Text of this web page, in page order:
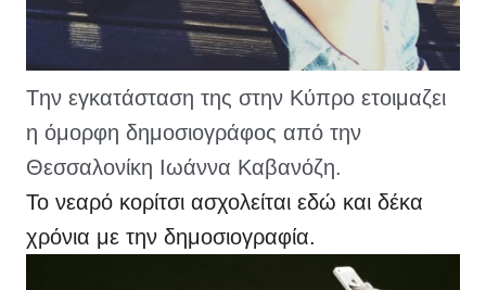
Tην εγκατάσταση της στην Κύπρο ετοιμαζει
η όμορφη δημοσιογράφος από την
Θεσσαλονίκη Ιωάννα Καβανόζη.
Το νεαρό κορίτσι ασχολείται εδώ και δέκα
χρόνια με την δημοσιογραφία.